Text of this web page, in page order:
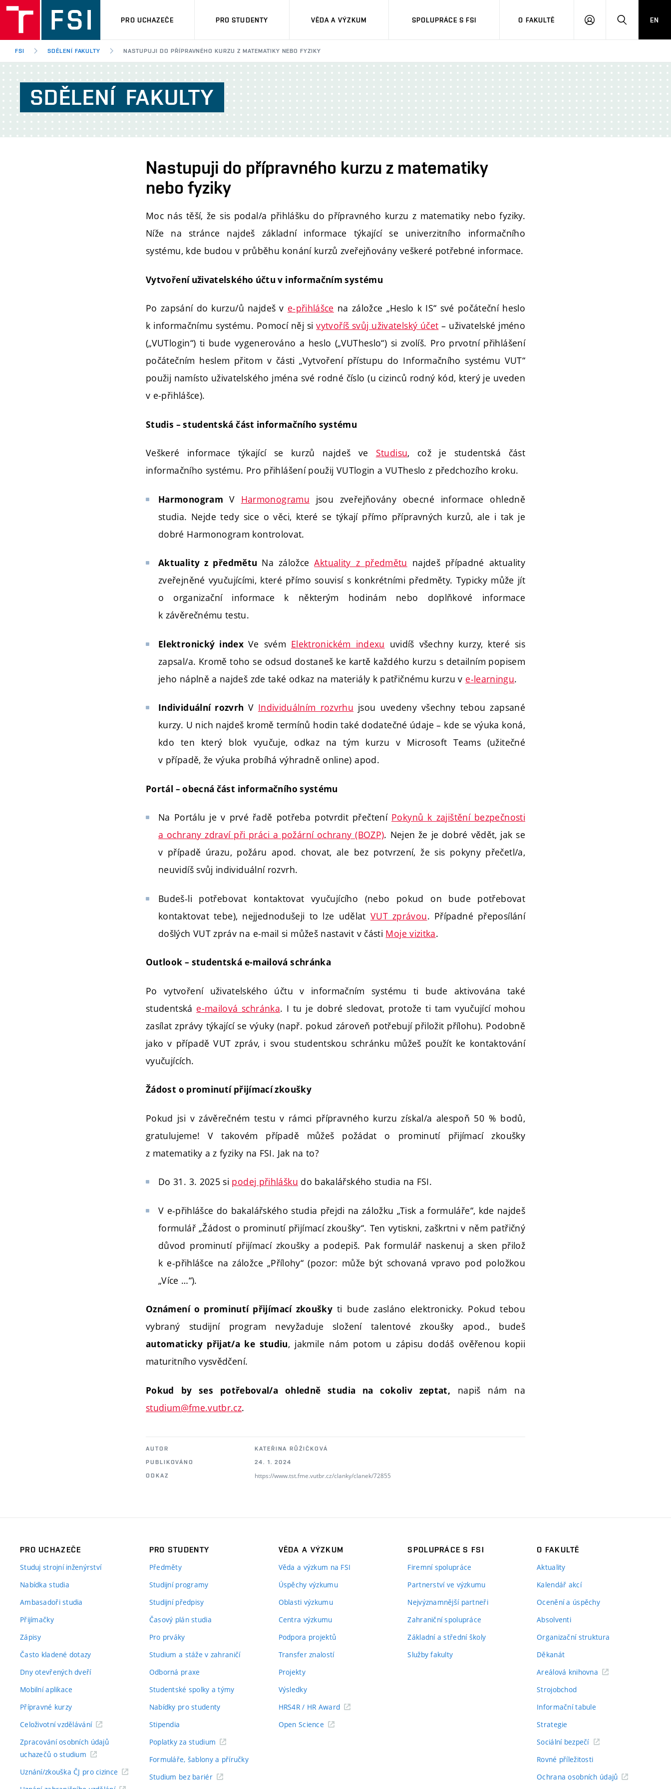
PRO UCHAZEČE PRO STUDENTY VĚDA A VÝZKUM SPOLUPRÁCE S FSI O FAKULTĚ
PŘIHLÁŠENÍHLEDAT
EN
FSI SDĚLENÍ FAKULTY NASTUPUJI DO PŘÍPRAVNÉHO KURZU Z MATEMATIKY NEBO FYZIKY
SDĚLENÍ FAKULTY
Nastupuji do přípravného kurzu z matematiky
nebo fyziky
Moc nás těší, že sis podal/a přihlášku do přípravného kurzu z matematiky nebo fyziky.
Níže na stránce najdeš základní informace týkající se univerzitního informačního
systému, kde budou v průběhu konání kurzů zveřejňovány veškeré potřebné informace.
Vytvoření uživatelského účtu v informačním systému
Po zapsání do kurzu/ů najdeš v e-přihlášce na záložce „Heslo k IS“ své počáteční heslo
k informačnímu systému. Pomocí něj sivytvoříš svůj uživatelský účet – uživatelské jméno
(„VUTlogin“) ti bude vygenerováno a heslo („VUTheslo“) si zvolíš. Pro prvotní přihlášení
počátečním heslem přitom v části „Vytvoření přístupu do Informačního systému VUT“
použij namísto uživatelského jména své rodné číslo (u cizinců rodný kód, který je uveden
v e‑přihlášce).
Studis – studentská část informačního systému
Veškeré informace týkající se kurzů najdeš ve Studisu, což je studentská část
informačního systému. Pro přihlášení použij VUTlogin a VUTheslo z předchozího kroku.
Harmonogram V Harmonogramu jsou zveřejňovány obecné informace ohledně
studia. Nejde tedy sice o věci, které se týkají přímo přípravných kurzů, ale i tak je
dobré Harmonogram kontrolovat.
Aktuality z předmětu Na záložceAktuality z předmětu najdeš případné aktuality
zveřejněné vyučujícími, které přímo souvisí s konkrétními předměty. Typicky může jít
o organizační informace k některým hodinám nebo doplňkové informace
k závěrečnému testu.
Elektronický index Ve svém Elektronickém indexu uvidíš všechny kurzy, které sis
zapsal/a. Kromě toho se odsud dostaneš ke kartě každého kurzu s detailním popisem
jeho náplně a najdeš zde také odkaz na materiály k patřičnému kurzu v e-learningu.
Individuální rozvrh V Individuálním rozvrhu jsou uvedeny všechny tebou zapsané
kurzy. U nich najdeš kromě termínů hodin také dodatečné údaje – kde se výuka koná,
kdo ten který blok vyučuje, odkaz na tým kurzu v Microsoft Teams (užitečné
v případě, že výuka probíhá výhradně online) apod.
Portál – obecná část informačního systému
Na Portálu je v prvé řadě potřeba potvrdit přečtení Pokynů k zajištění bezpečnosti
a ochrany zdraví při práci a požární ochrany (BOZP). Nejen že je dobré vědět, jak se
v případě úrazu, požáru apod. chovat, ale bez potvrzení, že sis pokyny přečetl/a,
neuvidíš svůj individuální rozvrh.
Budeš-li potřebovat kontaktovat vyučujícího (nebo pokud on bude potřebovat
kontaktovat tebe), nejjednodušeji to lze udělat VUT zprávou. Případné přeposílání
došlých VUT zpráv na e‑mail si můžeš nastavit v části Moje vizitka.
Outlook – studentská e-mailová schránka
Po vytvoření uživatelského účtu v informačním systému ti bude aktivována také
studentská e‑mailová schránka. I tu je dobré sledovat, protože ti tam vyučující mohou
zasílat zprávy týkající se výuky (např. pokud zároveň potřebují přiložit přílohu). Podobně
jako v případě VUT zpráv, i svou studentskou schránku můžeš použít ke kontaktování
vyučujících.
Žádost o prominutí přijímací zkoušky
Pokud jsi v závěrečném testu v rámci přípravného kurzu získal/a alespoň 50 % bodů,
gratulujeme! V takovém případě můžeš požádat o prominutí přijímací zkoušky
z matematiky a z fyziky na FSI. Jak na to?
Do 31. 3. 2025 si podej přihlášku do bakalářského studia na FSI.
V e-přihlášce do bakalářského studia přejdi na záložku „Tisk a formuláře“, kde najdeš
formulář „Žádost o prominutí přijímací zkoušky“. Ten vytiskni, zaškrtni v něm patřičný
důvod prominutí přijímací zkoušky a podepiš. Pak formulář naskenuj a sken přilož
k e-přihlášce na záložce „Přílohy“ (pozor: může být schovaná vpravo pod položkou
„Více …“).
Oznámení o prominutí přijímací zkoušky ti bude zasláno elektronicky. Pokud tebou
vybraný studijní program nevyžaduje složení talentové zkoušky apod., budeš
automaticky přijat/a ke studiu, jakmile nám potom u zápisu dodáš ověřenou kopii
maturitního vysvědčení.
Pokud by ses potřeboval/a ohledně studia na cokoliv zeptat, napiš nám na
studium@fme.vutbr.cz.
AUTOR
KATEŘINA RŮŽIČKOVÁ
PUBLIKOVÁNO
24. 1. 2024
ODKAZ
https://www.tst.fme.vutbr.cz/clanky/clanek/72855
PRO UCHAZEČE
Studuj strojní inženýrství
Nabídka studia
Ambasadoři studia
Přijímačky
Zápisy
Často kladené dotazy
Dny otevřených dveří
Mobilní aplikace
Přípravné kurzy
Celoživotní vzdělávání
Zpracování osobních údajů
uchazečů o studium
Uznání/zkouška ČJ pro cizince
PRO STUDENTY
Předměty
Studijní programy
Studijní předpisy
Časový plán studia
Pro prváky
Studium a stáže v zahraničí
Odborná praxe
Studentské spolky a týmy
Nabídky pro studenty
Stipendia
Poplatky za studium
Formuláře, šablony a příručky
Studium bez bariér
VĚDA A VÝZKUM
Věda a výzkum na FSI
Úspěchy výzkumu
Oblasti výzkumu
Centra výzkumu
Podpora projektů
Transfer znalostí
Projekty
Výsledky
HRS4R / HR Award
Open Science
SPOLUPRÁCE S FSI
Firemní spolupráce
Partnerství ve výzkumu
Nejvýznamnější partneři
Zahraniční spolupráce
Základní a střední školy
Služby fakulty
O FAKULTĚ
Aktuality
Kalendář akcí
Ocenění a úspěchy
Absolventi
Organizační struktura
Děkanát
Areálová knihovna
Strojobchod
Informační tabule
Strategie
Sociální bezpečí
Rovné příležitosti
Ochrana osobních údajů